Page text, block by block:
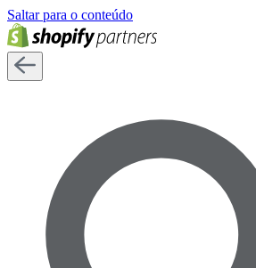
Saltar para o conteúdo